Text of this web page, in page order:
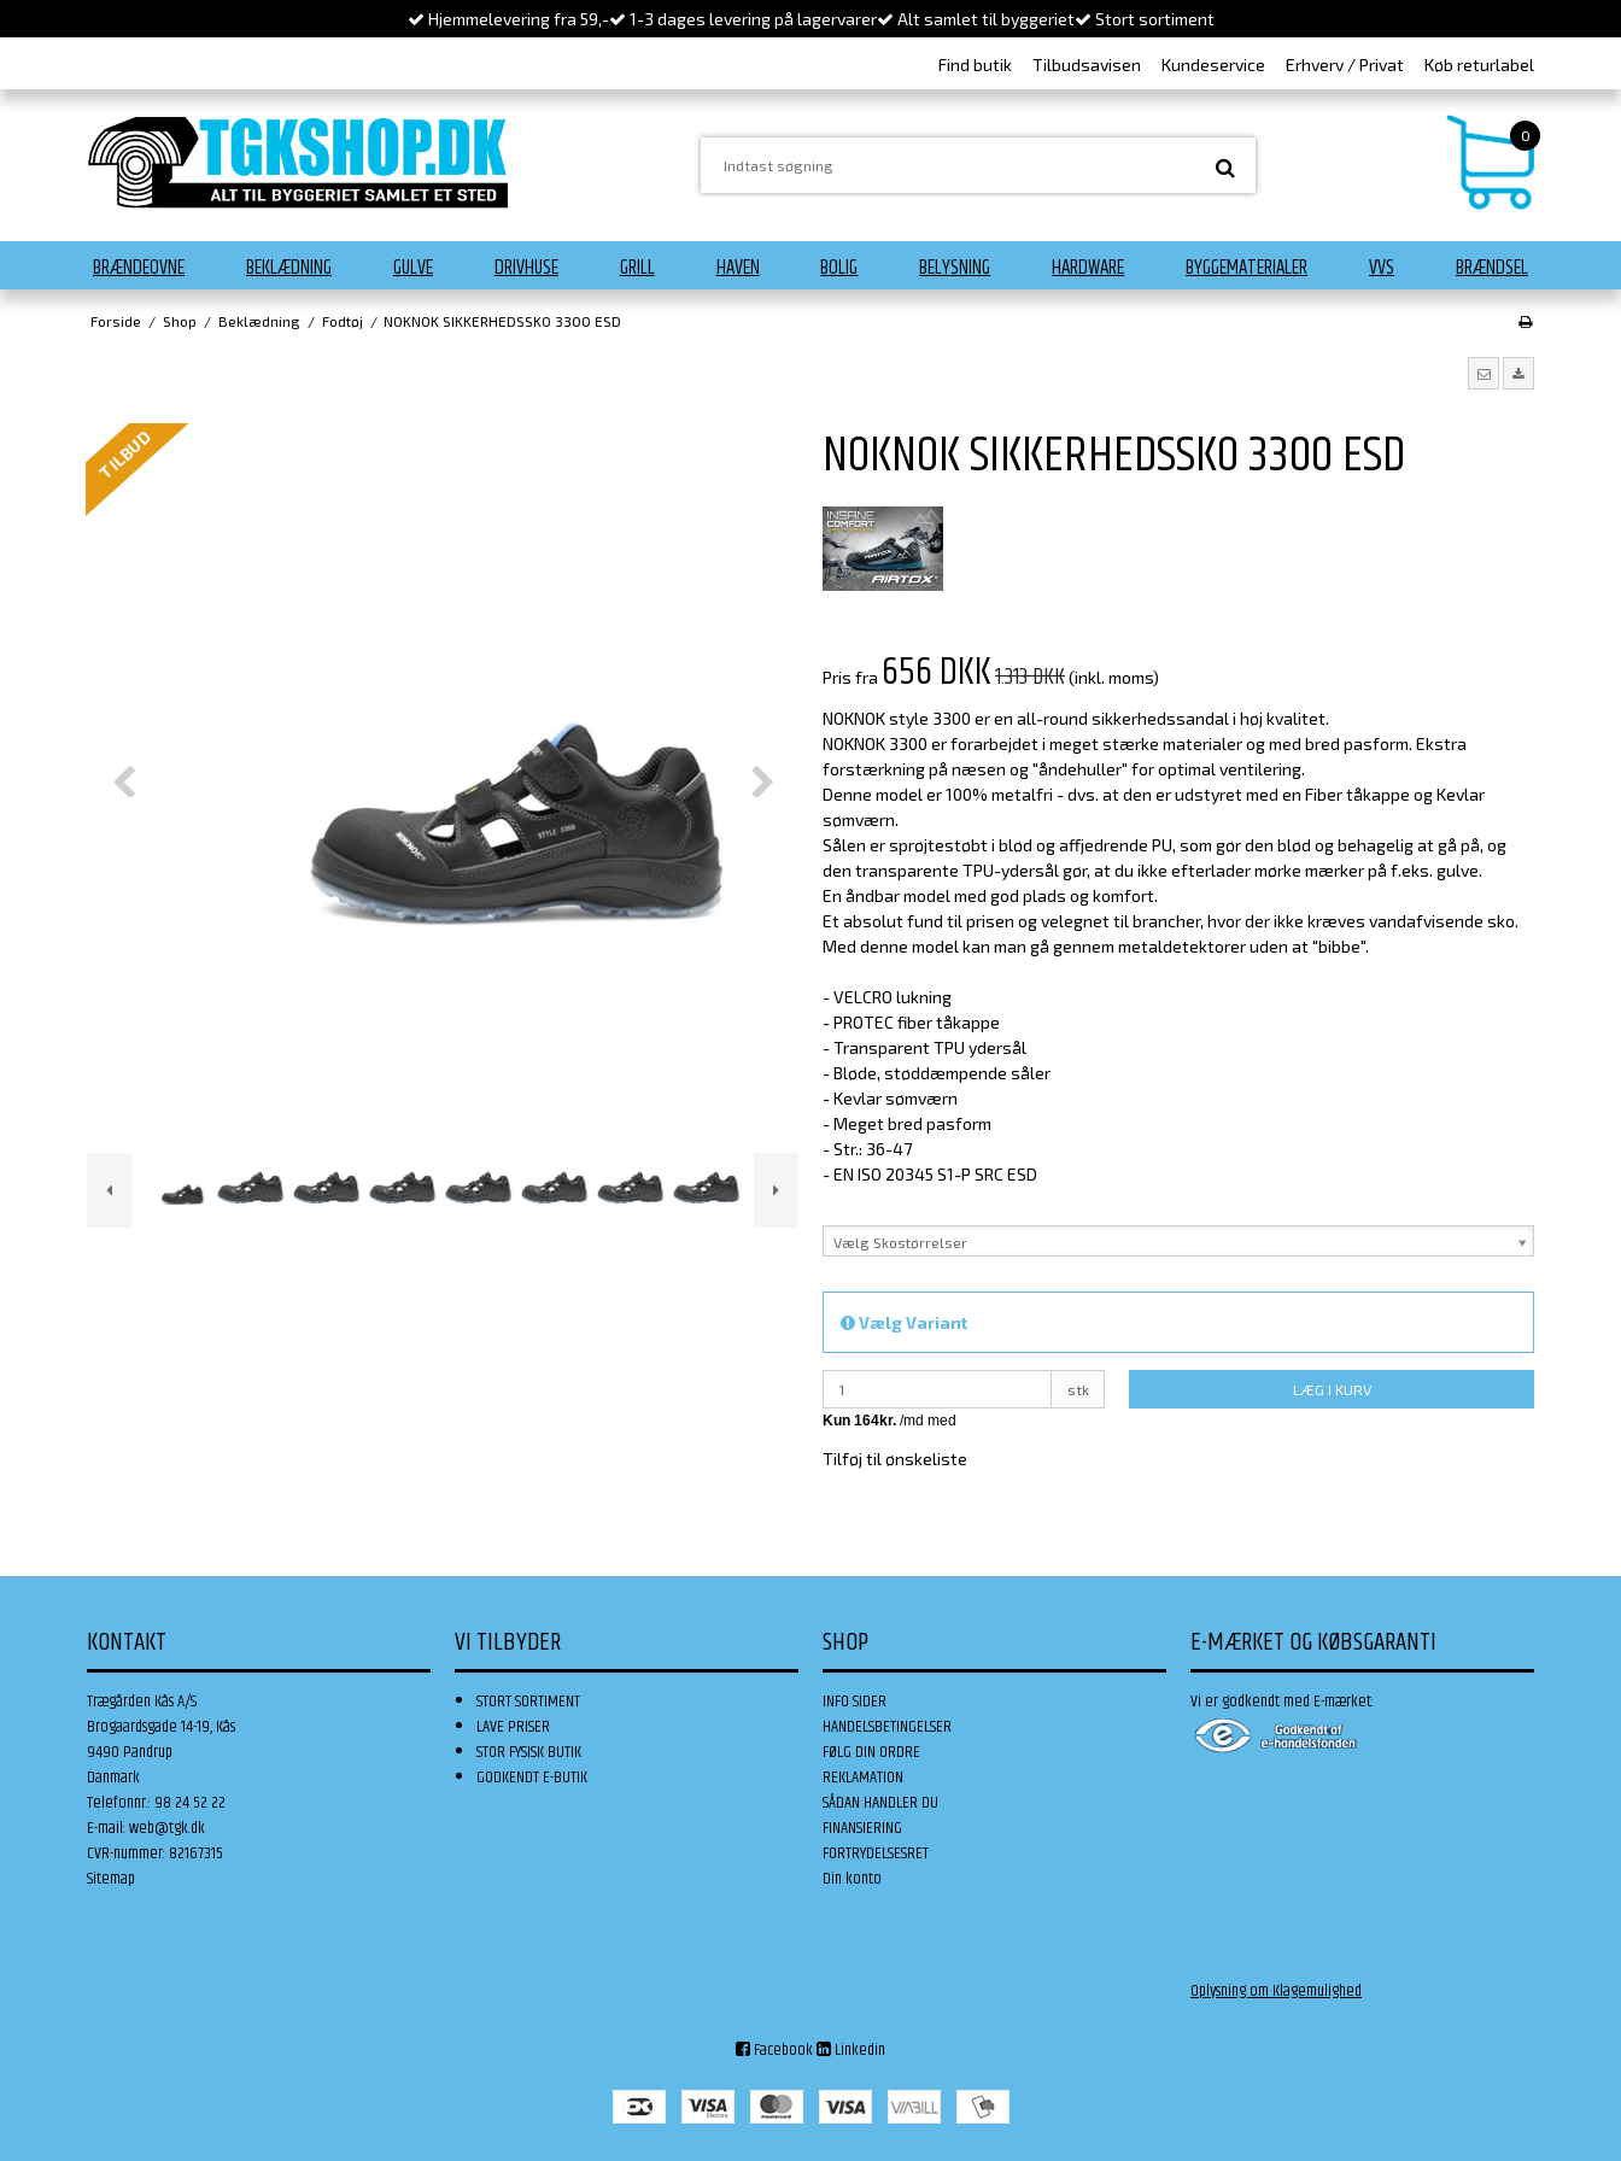
Hjemmelevering fra 59,- 1-3 dages levering på lagervarer Alt samlet til byggeriet Stort sortiment
Find butik Tilbudsavisen Kundeservice Erhverv / Privat Køb returlabel
0
BRÆNDEOVNE BEKLÆDNING GULVE DRIVHUSE GRILL HAVEN BOLIG BELYSNING HARDWARE BYGGEMATERIALER VVS BRÆNDSEL
Forside / Shop / Beklædning / Fodtøj / NOKNOK SIKKERHEDSSKO 3300 ESD
TILBUD NOKNOK SIKKERHEDSSKO 3300 ESD
Pris fra 656 DKK1.313 DKK(inkl. moms)
NOKNOK style 3300 er en all-round sikkerhedssandal i høj kvalitet.
NOKNOK 3300 er forarbejdet i meget stærke materialer og med bred pasform. Ekstra
forstærkning på næsen og "åndehuller" for optimal ventilering.
Denne model er 100% metalfri - dvs. at den er udstyret med en Fiber tåkappe og Kevlar
sømværn.
Sålen er sprøjtestøbt i blød og affjedrende PU, som gør den blød og behagelig at gå på, og
den transparente TPU-ydersål gør, at du ikke efterlader mørke mærker på f.eks. gulve.
En åndbar model med god plads og komfort.
Et absolut fund til prisen og velegnet til brancher, hvor der ikke kræves vandafvisende sko.
Med denne model kan man gå gennem metaldetektorer uden at "bibbe".
- VELCRO lukning
- PROTEC fiber tåkappe
- Transparent TPU ydersål
- Bløde, støddæmpende såler
- Kevlar sømværn
- Meget bred pasform
- Str.: 36-47
- EN ISO 20345 S1-P SRC ESD
Vælg Skostørrelser
Vælg Variant
stk LÆG I KURV
Tilføj til ønskeliste
KONTAKT
Trægården Kås A/S
Brogaardsgade 14-19, Kås
9490 Pandrup
Danmark
Telefonnr.: 98 24 52 22
E-mail:web@tgk.dk
CVR-nummer: 82167315
Sitemap
VI TILBYDER
STORT SORTIMENT
LAVE PRISER
STOR FYSISK BUTIK
GODKENDT E-BUTIK
SHOP
INFO SIDER
HANDELSBETINGELSER
FØLG DIN ORDRE
REKLAMATION
SÅDAN HANDLER DU
FINANSIERING
FORTRYDELSESRET
Din konto
E-MÆRKET OG KØBSGARANTI
Vi er godkendt med E-mærket:
Oplysning om Klagemulighed
Facebook Linkedin